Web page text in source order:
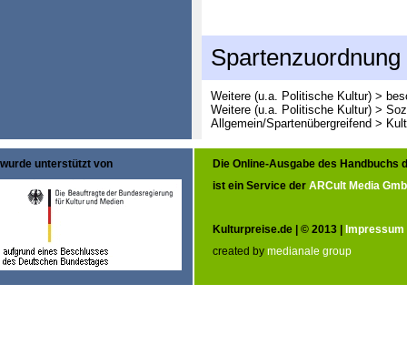
Spartenzuordnung
Weitere (u.a. Politische Kultur) >
Weitere (u.a. Politische Kultur) >
Allgemein/Spartenübergreifend >
wurde unterstützt von
Die Online-Ausgabe des Handbuchs
ist ein Service der ARCult Media
Kulturpreise.de | © 2013 | Impressum
created by medianale group